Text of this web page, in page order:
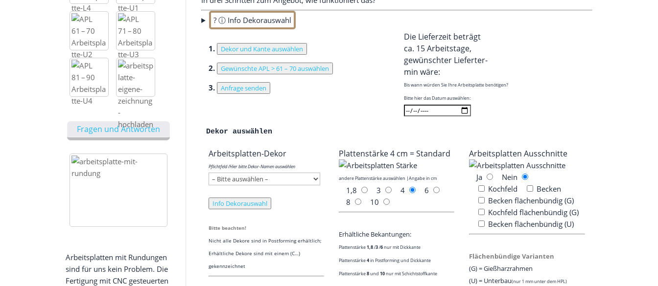
? ⓘ Info Dekorauswahl
1. Dekor und Kante auswählen
2. Gewünschte APL > 61 – 70 auswählen
3. Anfrage senden
Die Lie­fer­zeit beträgt
ca. 15 Arbeitstage,
gewünsch­ter Lie­fer­ter­
min wäre:
Bis wann wür­den Sie Ihre Arbeits­plat­te benötigen?
Bit­te hier das Datum auswählen:
Dekor auswählen
Arbeits­plat­ten-Dekor
Pflicht­feld /​Hier bit­te Dekor-Namen auswählen
Info Dekorauswahl
Bit­te beachten!
Nicht alle Deko­re sind in Post­forming erhältlich;
Erhält­li­che Deko­re sind mit einem (C…)
gekennzeichnet
Plat­ten­stär­ke 4 cm = Standard
ande­re Plat­ten­stär­ke aus­wäh­len |Anga­be in cm
1,8 3 4
6
8
10
Erhält­li­che Bekantungen:
Plat­ten­stär­ke1,8/​3/​6nur mit Dickkante
Plat­ten­stär­ke4in Post­forming und Dickkante
Plat­ten­stär­ke8und10nur mit Schichtstoffkante
Arbeits­plat­ten Ausschnitte
Ja
Nein
Koch­feld
Becken
Becken flä­chen­bün­dig (G)
Koch­feld flä­chen­bün­dig (G)
Becken flä­chen­bün­dig (U)
Flä­chen­bün­di­ge Varianten
(G) = Gießharzrahmen
(U) = Unter­bau(nur 1 mm unter dem HPL)
Fragen und Antworten
Arbeitsplatten mit Rundungen
sind für uns kein Problem. Die
Fertigung mit CNC gesteuerten